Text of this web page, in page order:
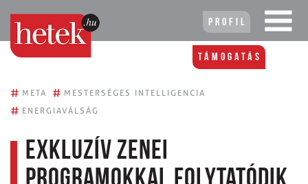
Profil
Támogatás
# META # MESTERSÉGES INTELLIGENCIA
# ENERGIAVÁLSÁG
Exkluzív zenei